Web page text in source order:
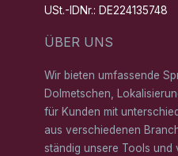
USt.-IDNr.: DE224135748
ÜBER UNS
Wir bieten umfassende
Dolmetschen,
für Kunden mit
aus verschiedenen
ständig unsere Tools und